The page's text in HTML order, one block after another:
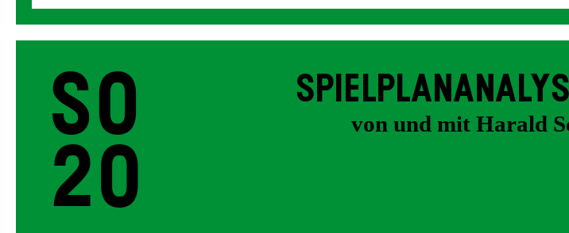
So
20
von und mit Harald